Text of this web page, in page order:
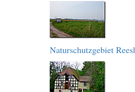
Naturschutzgebiet